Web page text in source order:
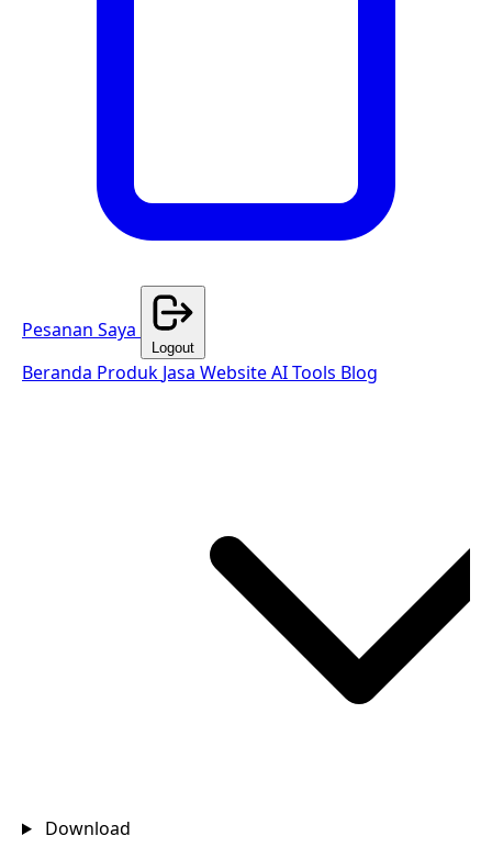
Pesanan Saya
Logout
Beranda Produk Jasa WebsiteAI Tools Blog
Download